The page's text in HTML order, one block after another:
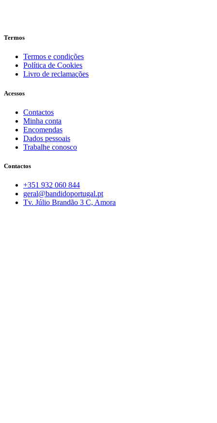
Termos
Termos e condições
Política de Cookies
Livro de reclamações
Acessos
Contactos
Minha conta
Encomendas
Dados pessoais
Trabalhe conosco
Contactos
+351 932 060 844
geral@bandidoportugal.pt
Tv. Júlio Brandão 3 C, Amora